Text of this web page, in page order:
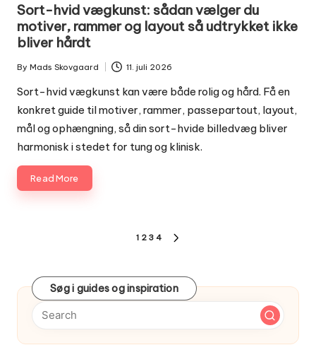
Sort-hvid vægkunst: sådan vælger du
motiver, rammer og layout så udtrykket ikke
bliver hårdt
Posted
by
By Mads Skovgaard 11. juli 2026
Sort-hvid vægkunst kan være både rolig og hård. Få en
konkret guide til motiver, rammer, passepartout, layout,
mål og ophængning, så din sort-hvide billedvæg bliver
harmonisk i stedet for tung og klinisk.
Read More
Indlægsinddeling
1 2 3 4
Søg i guides og inspiration